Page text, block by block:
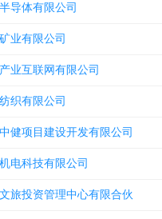
导体有限公司
业有限公司
业互联网有限公司
织有限公司
健项目建设开发有限公司
电科技有限公司
旅投资管理中心有限合伙